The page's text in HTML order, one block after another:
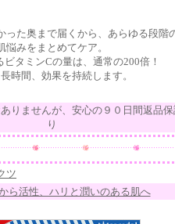
った奥まで届くから、あらゆる段階
悩みをまとめてケア。
ビタミンCの量は、通常の200倍！
時間、効果を持続します。
りませんが、安心の９０日間返品
り
ツ
ら活性、ハリと潤いのある肌へ